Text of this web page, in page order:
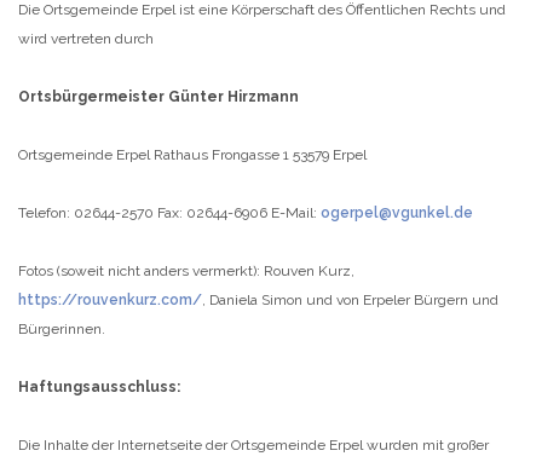
Die Ortsgemeinde Erpel ist eine Körperschaft des Öffentlichen Rechts und
wird vertreten durch
Ortsbürgermeister Günter Hirzmann
Ortsgemeinde ErpelRathaus Frongasse 1 53579 Erpel
Telefon: 02644-2570 Fax: 02644-6906 E-Mail: ogerpel@vgunkel.de
Fotos (soweit nicht anders vermerkt): Rouven Kurz,
https://rouvenkurz.com/, Daniela Simon und von Erpeler Bürgern und
Bürgerinnen.
Haftungsausschluss:
Die Inhalte der Internetseite der Ortsgemeinde Erpel wurden mit großer